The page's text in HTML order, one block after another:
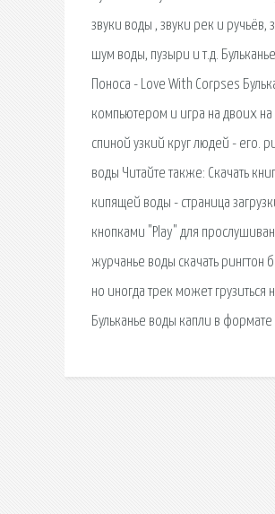
звуки воды , звуки рек и ручьёв,
шум воды, пузыри и т.д.
Поноса - Love With Corpses
компьютером и игра на двоих на
спиной узкий круг людей - его.
воды Читайте также: Скачать
кипящей воды - страница
кнопками "Play" для
журчанье воды скачать рингтон
но иногда трек может грузиться
Бульканье воды капли в